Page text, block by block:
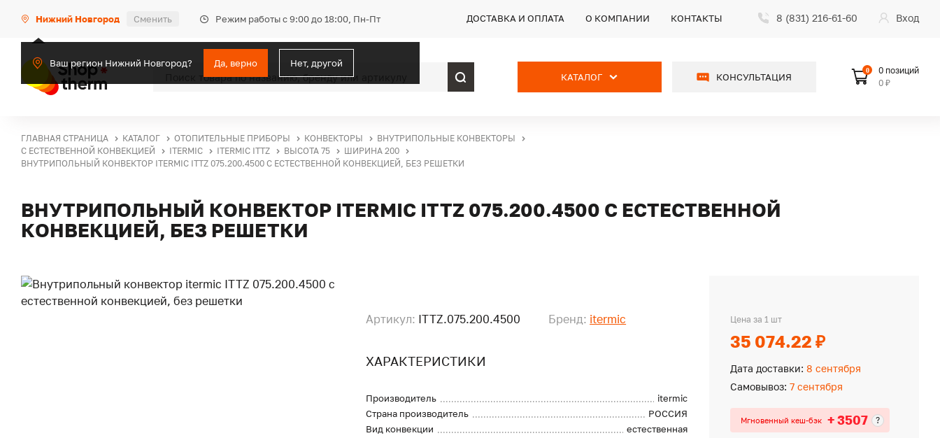
Нижний Новгород Сменить Режим работы с 9:00 до 18:00, Пн-Пт
Ваш регион Нижний Новгород? Да, верно Нет, другой
ДОСТАВКА И ОПЛАТА О КОМПАНИИ КОНТАКТЫ 8 (831) 216-61-60 Вход
КАТАЛОГ КОНСУЛЬТАЦИЯ
0
0 позиций
0 ₽
ГЛАВНАЯ СТРАНИЦА КАТАЛОГ ОТОПИТЕЛЬНЫЕ ПРИБОРЫ КОНВЕКТОРЫ
ВНУТРИПОЛЬНЫЕ КОНВЕКТОРЫ
С ЕСТЕСТВЕННОЙ КОНВЕКЦИЕЙ
ITERMIC ITERMIC ITTZ ВЫСОТА 75
ШИРИНА 200
ВНУТРИПОЛЬНЫЙ КОНВЕКТОР ITERMIC ITTZ 075.200.4500 С ЕСТЕСТВЕННОЙ КОНВЕКЦИЕЙ, БЕЗ РЕШЕТКИ
ВНУТРИПОЛЬНЫЙ КОНВЕКТОР ITERMIC ITTZ 075.200.4500 С ЕСТЕСТВЕННОЙ
КОНВЕКЦИЕЙ, БЕЗ РЕШЕТКИ
Артикул: ITTZ.075.200.4500 Бренд: itermic
ХАРАКТЕРИСТИКИ
Производитель
itermic
Страна производитель
РОССИЯ
Вид конвекции
естественная
Цена за 1 шт
35 074.22 ₽
Дата доставки: 8 сентября
Самовывоз: 7 сентября
Мгновенный кеш-бэк + 3507 ?